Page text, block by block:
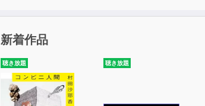
新着作品
聴き放題 聴き放題